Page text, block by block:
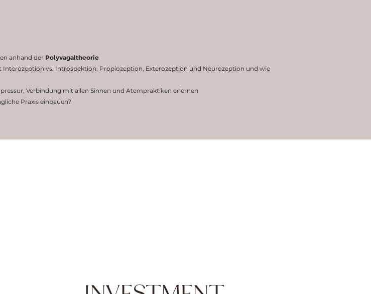
anhand der Polyvagaltheorie
Interozeption vs. Introspektion, Propiozeption, Exterozeption und Neurozeption und wie
Verbindung mit allen Sinnen und Atempraktiken erlernen
Praxis einbauen?